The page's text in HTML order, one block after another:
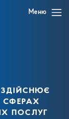
Меню
сферах
послуг